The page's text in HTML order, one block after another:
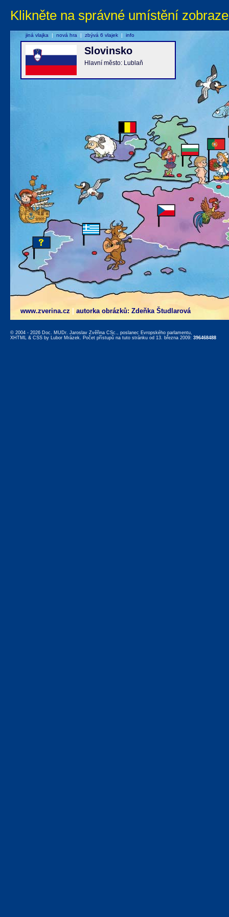
Klikněte na správné umístění
www.zverina.cz autorka obrázků: Zdeňka Študlarová
Slovinsko
Hlavní město: Lublaň
jiná vlajka | nová hra | zbývá 6 vlajek | info
© 2004 - 2026 Doc. MUDr. Jaroslav Zvěřina CSc., poslanec Evropského parlamentu,
XHTML & CSS by Lubor Mrázek. Počet přístupů na tuto stránku od 13. března 2009: 396468488